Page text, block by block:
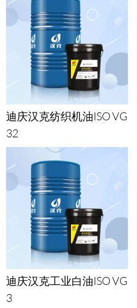
迪庆汉克纺织机油ISO VG
32
迪庆汉克工业白油ISO VG
3